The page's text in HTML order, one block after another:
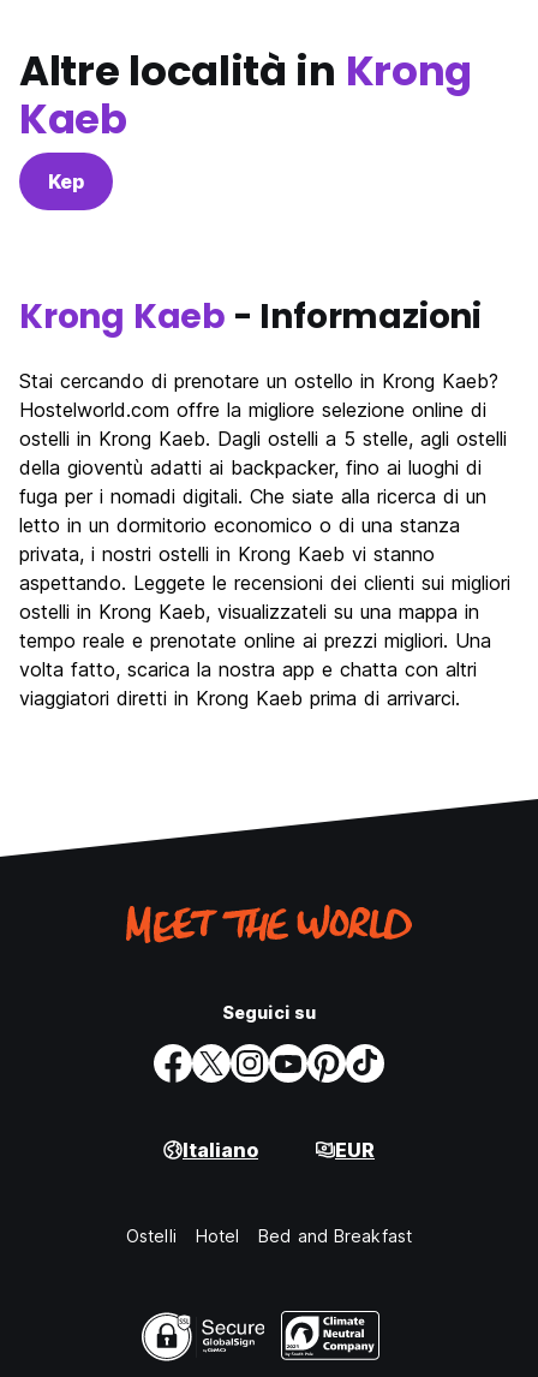
Altre località in Krong
Kaeb
Kep
Krong Kaeb - Informazioni
Stai cercando di prenotare un ostello in Krong Kaeb?
Hostelworld.com offre la migliore selezione online di
ostelli in Krong Kaeb. Dagli ostelli a 5 stelle, agli ostelli
della gioventù adatti ai backpacker, fino ai luoghi di
fuga per i nomadi digitali. Che siate alla ricerca di un
letto in un dormitorio economico o di una stanza
privata, i nostri ostelli in Krong Kaeb vi stanno
aspettando. Leggete le recensioni dei clienti sui migliori
ostelli in Krong Kaeb, visualizzateli su una mappa in
tempo reale e prenotate online ai prezzi migliori. Una
volta fatto, scarica la nostra app e chatta con altri
viaggiatori diretti in Krong Kaeb prima di arrivarci.
Seguici su
Italiano EUR
Ostelli Hotel Bed and Breakfast